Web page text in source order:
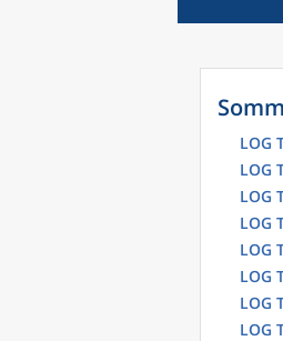
LOG
LOG
LOG
LOG
LOG
LOG
LOG
LOG